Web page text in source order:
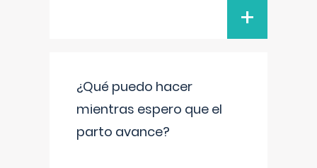
+
¿Qué puedo hacer
mientras espero que el
parto avance?